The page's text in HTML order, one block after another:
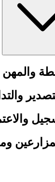
والمهن